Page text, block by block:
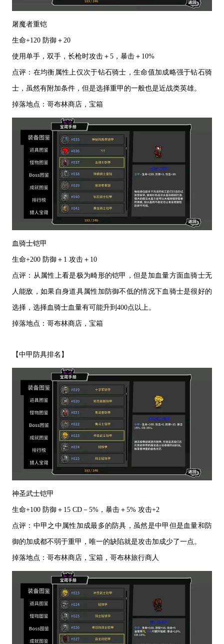
屠魔者重铠
生命+120 防御＋20
使用单手，双手，长枪时攻击＋ 5，暴击＋10%
点评：在均衡属性上仅次于钻石骑士，生命值加成略强于钻石骑
士，虽然有附加条件，但是选择重甲的一般也是近战类英雄。
掉落地点：哥布林商店，宝箱
血骑士铠甲
生命+200 防御＋1 攻击＋10
点评：从属性上看是极为畸形的铠甲，但是加血量方面血骑士无
人能敌，如果自身道具属性加防御不低的情况下血骑士是很好的
选择，选择血骑士血量有可能升到 400点以上。
掉落地点：哥布林商店，宝箱
【中甲防具排名】
神圣武士铠甲
生命+100 防御＋15 CD－5%，暴击＋5% 攻击+2
点评：中甲之中属性加成最多的防具，虽然是中甲但是血量和防
御的加成都不弱于重甲，唯一的缺陷就是攻击加成少了一点。
掉落地点：哥布林商店，宝箱，哥布林旅行商人